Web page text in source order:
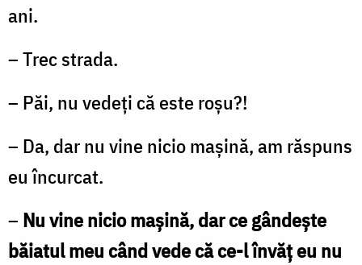
ani.
– Trec strada.
– Păi, nu vedeți că este roșu?!
– Da, dar nu vine nicio mașină, am răspuns
eu încurcat.
– Nu vine nicio mașină, dar ce gândește
băiatul meu când vede că ce-l învăț eu nu